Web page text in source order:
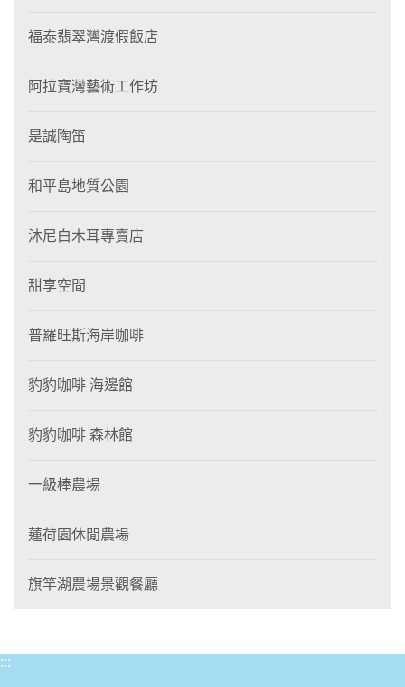
福泰翡翠灣渡假飯店
阿拉寶灣藝術工作坊
是誠陶笛
和平島地質公園
沐尼白木耳專賣店
甜享空間
普羅旺斯海岸咖啡
豹豹咖啡 海邊館
豹豹咖啡 森林館
一級棒農場
蓮荷園休閒農場
旗竿湖農場景觀餐廳
:::